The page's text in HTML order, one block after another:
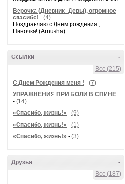
Верочка (Дневник_Девы), огромное
спасибо! - (4)
Поздравляю с Днем рождения ,
Ниночка! (Arnusha)
-
Ссылки
Все (215)
С Днем Рождения меня ! - (7)
УПРАЖНЕНИЯ ПРИ БОЛИ В СПИНЕ
- (14)
«Спасибо, жизнь!» - (9)
«Спасибо, жизнь!» - (1)
«Спасибо, жизнь!» - (3)
-
Друзья
Все (187)